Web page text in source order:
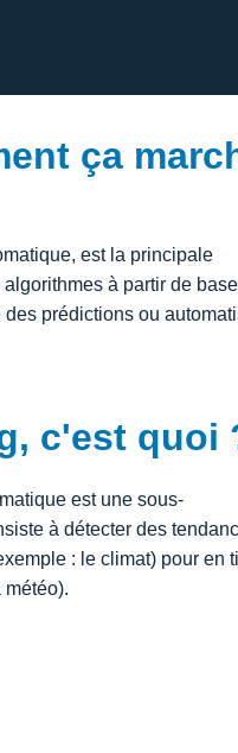
ça
est la principale
à partir de base
prédictions ou
c'est quoi
est une sous-
à détecter des
: le climat) pour en
météo).